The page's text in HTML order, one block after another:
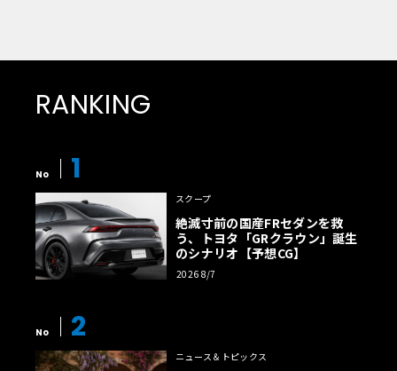
RANKING
No 1
スクープ
絶滅寸前の国産FRセダンを救
う、トヨタ「GRクラウン」誕生
のシナリオ【予想CG】
2026 8/7
No 2
ニュース＆トピックス